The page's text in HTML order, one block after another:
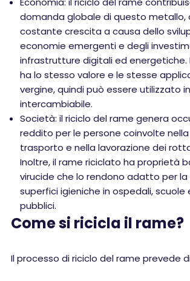
domanda globale di questo metallo,
costante crescita a causa dello
economie emergenti e degli
infrastrutture digitali ed energetiche.
ha lo stesso valore e le stesse
vergine, quindi può essere utilizzato
intercambiabile.
Società: il riciclo del rame genera
reddito per le persone coinvolte
trasporto e nella lavorazione dei
Inoltre, il rame riciclato ha proprietà
virucide che lo rendono adatto per la
superfici igieniche in ospedali, scuole
pubblici.
Come si ricicla il rame?
Il processo di riciclo del rame prevede